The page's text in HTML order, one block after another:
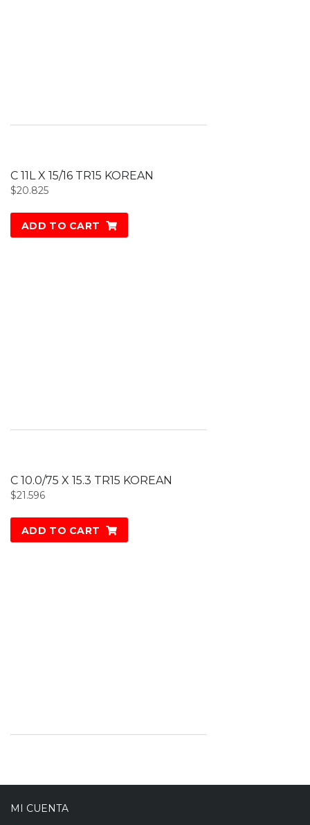
C 11L X 15/16 TR15 KOREAN
$20.825
ADD TO CART
C 10.0/75 X 15.3 TR15 KOREAN
$21.596
ADD TO CART
MI CUENTA